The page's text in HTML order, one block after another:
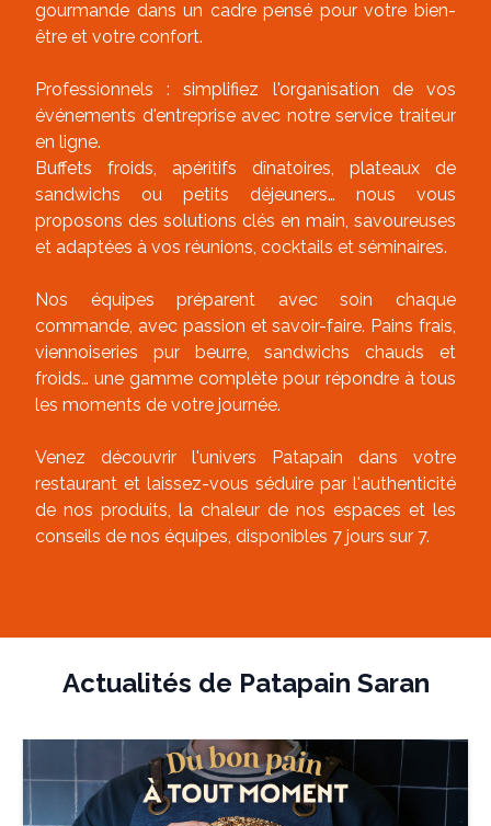
gourmande dans un cadre pensé pour votre bien-
être et votre confort.
Professionnels : simplifiez l'organisation de vos
événements d'entreprise avec notre service traiteur
en ligne.
Buffets froids, apéritifs dînatoires, plateaux de
sandwichs ou petits déjeuners… nous vous
proposons des solutions clés en main, savoureuses
et adaptées à vos réunions, cocktails et séminaires.
Nos équipes préparent avec soin chaque
commande, avec passion et savoir-faire. Pains frais,
viennoiseries pur beurre, sandwichs chauds et
froids… une gamme complète pour répondre à tous
les moments de votre journée.
Venez découvrir l'univers Patapain dans votre
restaurant et laissez-vous séduire par l'authenticité
de nos produits, la chaleur de nos espaces et les
conseils de nos équipes, disponibles 7 jours sur 7.
Actualités de Patapain Saran